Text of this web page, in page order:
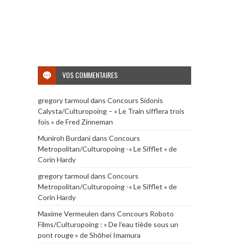
VOS COMMENTAIRES
gregory tarmoul dans Concours Sidonis
Calysta/Culturopoing – « Le Train sifflera trois
fois » de Fred Zinneman
Muniroh Burdanidans Concours
Metropolitan/Culturopoing -« Le Sifflet » de
Corin Hardy
gregory tarmoul dans Concours
Metropolitan/Culturopoing -« Le Sifflet » de
Corin Hardy
Maxime Vermeulen dans Concours Roboto
Films/Culturopoing : « De l’eau tiède sous un
pont rouge » de Shōhei Imamura